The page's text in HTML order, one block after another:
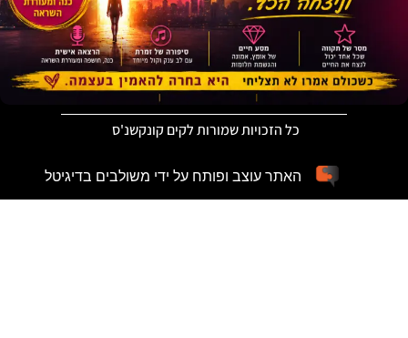
כל הזכויות שמורות לקים קונקשנ'ס
האתר עוצב ופותח על ידי משולבים בדיגיטל